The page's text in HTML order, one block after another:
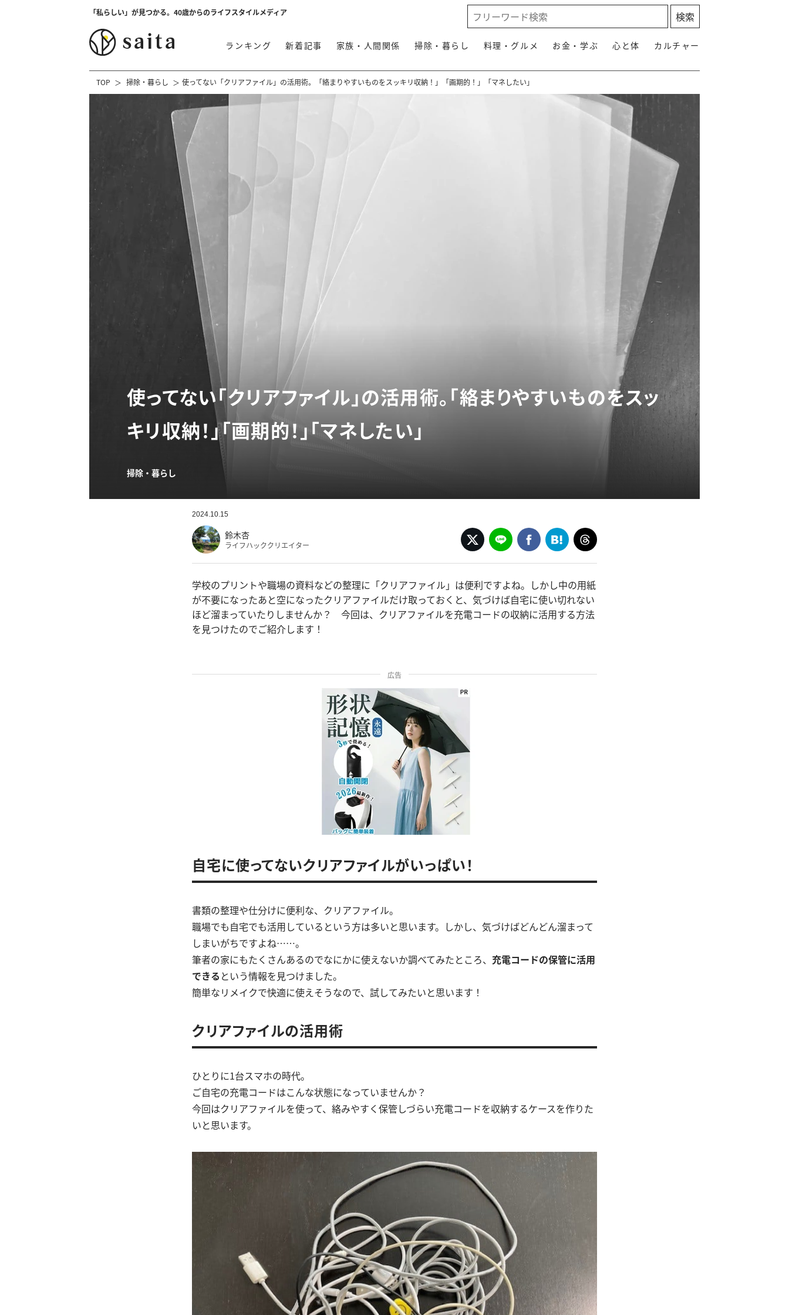
「私らしい」が見つかる。40歳からのライフスタイルメディア
ランキング 新着記事 家族・人間関係 掃除・暮らし 料理・グルメ お金・学ぶ 心と体 カルチャー
TOP 掃除・暮らし 使ってない「クリアファイル」の活用術。「絡まりやすいものをスッキリ収納！」「画期的！」「マネしたい」
使ってない「クリアファイル」の活用術。「絡まりやすいものをスッ
キリ収納！」「画期的！」「マネしたい」
掃除・暮らし
2024.10.15
鈴木杏
ライフハッククリエイター
学校のプリントや職場の資料などの整理に「クリアファイル」は便利ですよね。しかし中の用紙
が不要になったあと空になったクリアファイルだけ取っておくと、気づけば自宅に使い切れない
ほど溜まっていたりしませんか？ 今回は、クリアファイルを充電コードの収納に活用する方法
を見つけたのでご紹介します！
広告
自宅に使ってないクリアファイルがいっぱい！
書類の整理や仕分けに便利な、クリアファイル。
職場でも自宅でも活用しているという方は多いと思います。しかし、気づけばどんどん溜まって
しまいがちですよね……。
筆者の家にもたくさんあるのでなにかに使えないか調べてみたところ、 充電コードの保管に活用
できる という情報を見つけました。
簡単なリメイクで快適に使えそうなので、試してみたいと思います！
クリアファイルの活用術
ひとりに1台スマホの時代。
ご自宅の充電コードはこんな状態になっていませんか？
今回はクリアファイルを使って、絡みやすく保管しづらい充電コードを収納するケースを作りた
いと思います。